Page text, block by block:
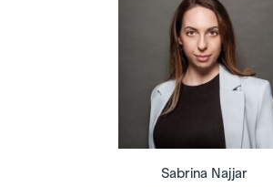
Sabrina Najjar